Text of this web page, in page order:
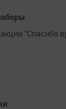
"Спасибо